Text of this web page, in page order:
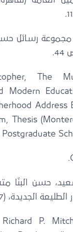
مجموعة رسائل
The
Modern
Address
Thesis
Postgraduate
حسن البنّا
Richard P.